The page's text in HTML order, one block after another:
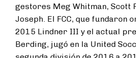
gestores Meg Whitman, Scott
Joseph. El FCC, que fundaron
2015 Lindner III y el actual
Berding, jugó en la United